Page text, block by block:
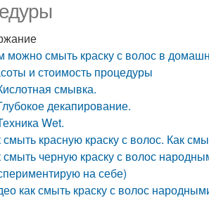
можно смыть краску с волос в
и стоимость процедуры
смывка.
декапирование.
Wet.
смыть красную краску с волос. Как
смыть черную краску с волос
на себе)
как смыть краску с волос